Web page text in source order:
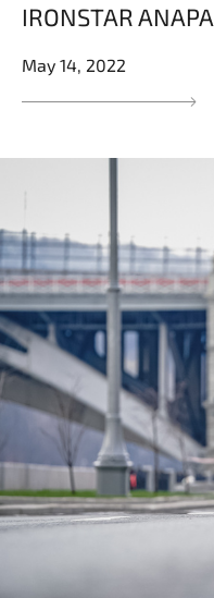
IRONSTAR ANAPA
May 14, 2022